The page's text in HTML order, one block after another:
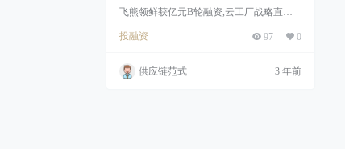
鲜」获亿元B轮融资，云工厂战略
飞熊领鲜获亿元B轮融资,云工厂战略直指
投融资
97 0
供应链范式 3 年前